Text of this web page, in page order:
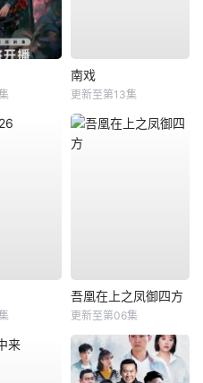
南戏
更新至第13集
吾凰在上之凤御四方
更新至第06集